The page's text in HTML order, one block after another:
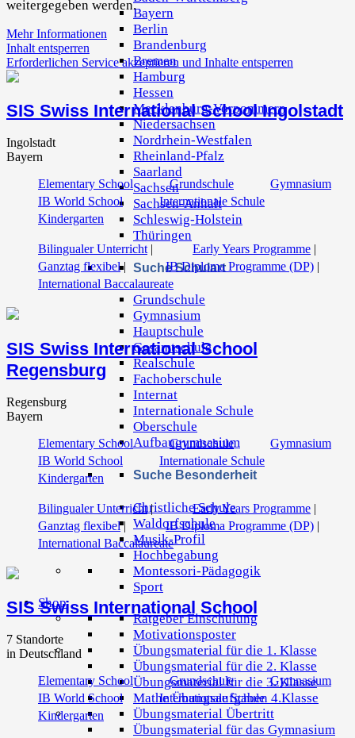
Bayern
Berlin
Brandenburg
Bremen
Hamburg
Hessen
Mecklenburg-Vorpommern
Niedersachsen
Nordrhein-Westfalen
Rheinland-Pfalz
Saarland
Sachsen
Sachsen-Anhalt
Schleswig-Holstein
Thüringen
Suche Schulart
Grundschule
Gymnasium
Hauptschule
Gesamtschule
Realschule
Fachoberschule
Internat
Internationale Schule
Oberschule
Aufbaugymnasium
Suche Besonderheit
Christliche Schule
Waldorfschule
Musik-Profil
Hochbegabung
Montessori-Pädagogik
Sport
Shop
Ratgeber Einschulung
Motivationsposter
Übungsmaterial für die 1. Klasse
Übungsmaterial für die 2. Klasse
Übungsmaterial für die 3. Klasse
Mathe Übungsaufgaben 4.Klasse
Übungsmaterial Übertritt
Übungsmaterial für das Gymnasium
weitergegeben werden.
Mehr Informationen
Inhalt entsperren
Erforderlichen Service akzeptieren und Inhalte entsperren
SIS Swiss International School Ingolstadt
Ingolstadt
Bayern
Elementary School
Grundschule
Gymnasium
IB World School
Internationale Schule
Kindergarten
Bilingualer Unterricht | Early Years Programme |
Ganztag flexibel| IB Diploma Programme (DP) |
International Baccalaureate
SIS Swiss International School
Regensburg
Regensburg
Bayern
Elementary School
Grundschule
Gymnasium
IB World School
Internationale Schule
Kindergarten
Bilingualer Unterricht| Early Years Programme |
Ganztag flexibel| IB Diploma Programme (DP) |
International Baccalaureate
SIS Swiss International School
7 Standorte
in Deutschland
Elementary School
Grundschule
Gymnasium
IB World School
Internationale Schule
Kindergarten